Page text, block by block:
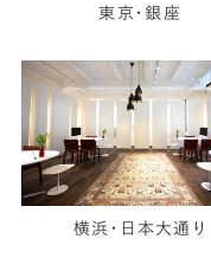
東京・銀座
横浜・日本大通り